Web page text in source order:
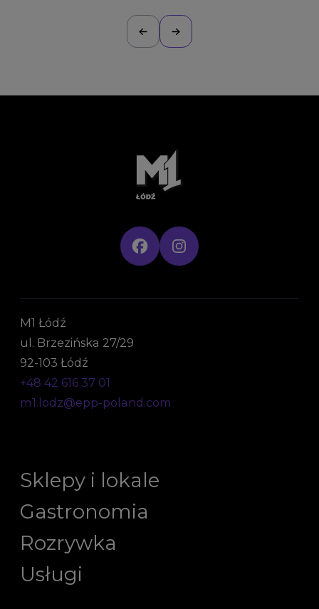
M1 Łódź
ul. Brzezińska 27/29
92-103 Łódź
+48 42 616 37 01
m1.lodz@epp-poland.com
Sklepy i lokale
Gastronomia
Rozrywka
Usługi